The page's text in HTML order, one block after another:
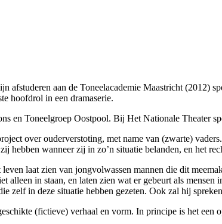
afstuderen aan de Toneelacademie Maastricht (2012)
hoofdrol in een dramaserie.
en Toneelgroep Oostpool. Bij Het Nationale Theater
over ouderverstoting, met name van (zwarte)
hebben wanneer zij in zo’n situatie belanden, en het
laat zien van jongvolwassen mannen die dit
in staan, en laten zien wat er gebeurt als mensen
zelf in deze situatie hebben gezeten. Ook zal hij
(fictieve) verhaal en vorm. In principe is het een